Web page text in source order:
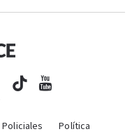
Policiales
Política